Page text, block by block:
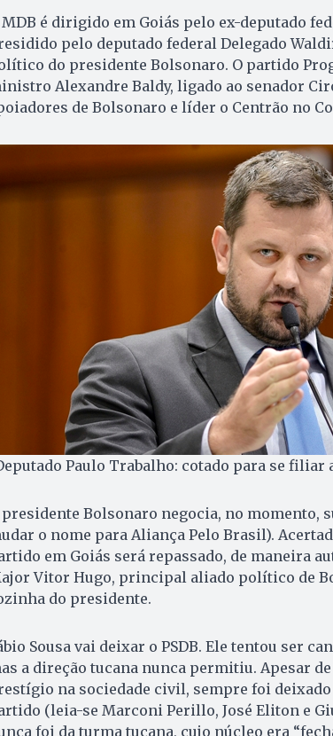
MDB é dirigido em Goiás pelo ex-deputado
pelo deputado federal Delegado
do presidente Bolsonaro. O partido
Alexandre Baldy, ligado ao senador
de Bolsonaro e líder o Centrão no
Paulo Trabalho: cotado para se filiar
presidente Bolsonaro negocia, no momento,
o nome para Aliança Pelo Brasil).
em Goiás será repassado, de maneira
Vitor Hugo, principal aliado político de
do presidente.
Sousa vai deixar o PSDB. Ele tentou ser
a direção tucana nunca permitiu. Apesar
na sociedade civil, sempre foi
(leia-se Marconi Perillo, José Eliton e
foi da turma tucana, cujo núcleo era